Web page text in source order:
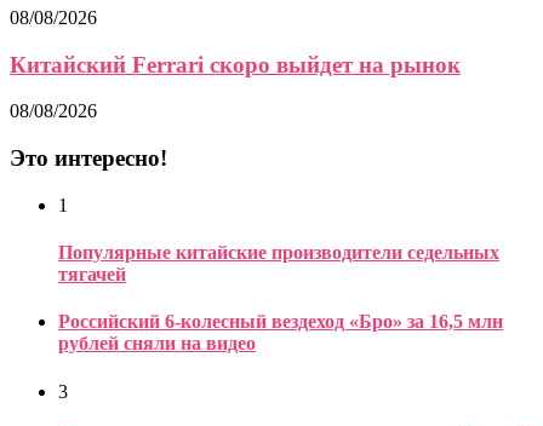
08/08/2026
Китайский Ferrari скоро выйдет на рынок
08/08/2026
Это интересно!
1
Популярные китайские производители седельных
тягачей
Российский 6-колесный вездеход «Бро» за 16,5 млн
рублей сняли на видео
3